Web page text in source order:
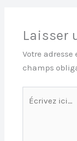
Laisser
Votre
champs